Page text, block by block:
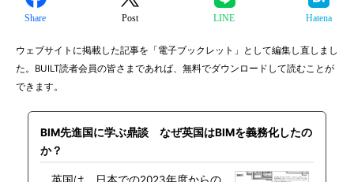
Share Post LINE Hatena
ウェブサイトに掲載した記事を「電子ブックレット」として編集し直しまし
た。BUILT読者会員の皆さまであれば、無料でダウンロードして読むことが
できます。
BIM先進国に学ぶ鼎談 なぜ英国はBIMを義務化したの
か？